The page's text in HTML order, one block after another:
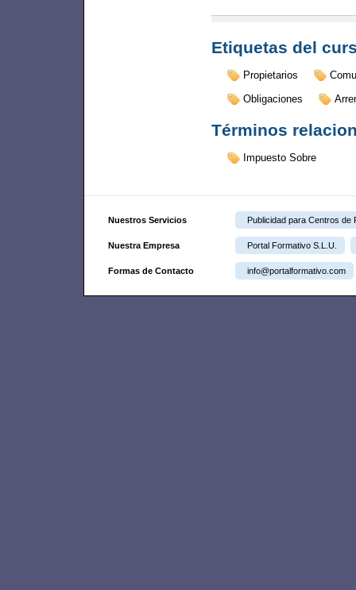
Etiquetas del
Propietarios
Obligaciones
Términos
Impuesto Sobre
Nuestros Servicios Publicidad para Centros de
Nuestra Empresa Portal Formativo S.L.U.
Formas de Contacto info@portalformativo.com